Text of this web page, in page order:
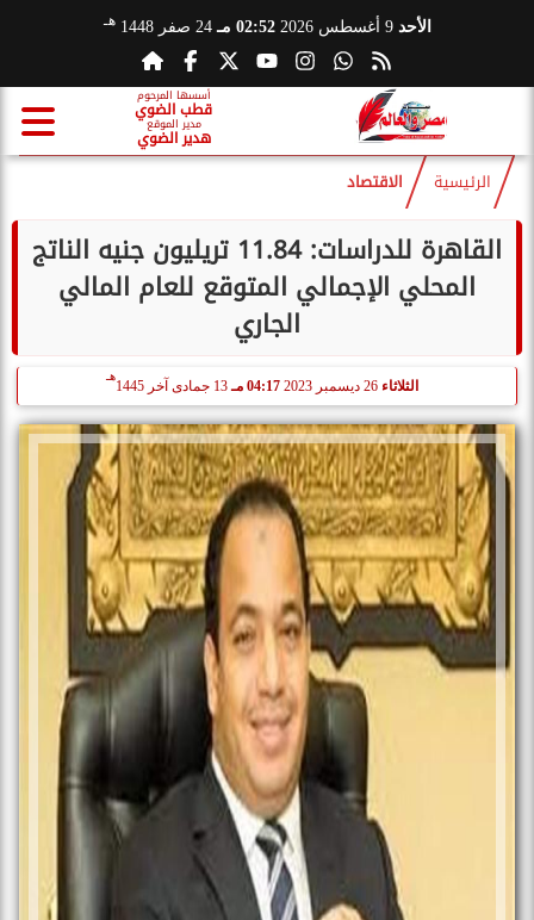
الأحد 9 أغسطس 2026 02:52 مـ 24 صفر 1448 هـ
أسسها المرحوم
قطب الضوي
مدير الموقع
هدير الضوي
الرئيسية الاقتصاد
القاهرة للدراسات: 11.84 تريليون جنيه الناتج
المحلي الإجمالي المتوقع للعام المالي
الجاري
الثلاثاء 04:17 مـ 13 جمادى آخر 1445
هـ